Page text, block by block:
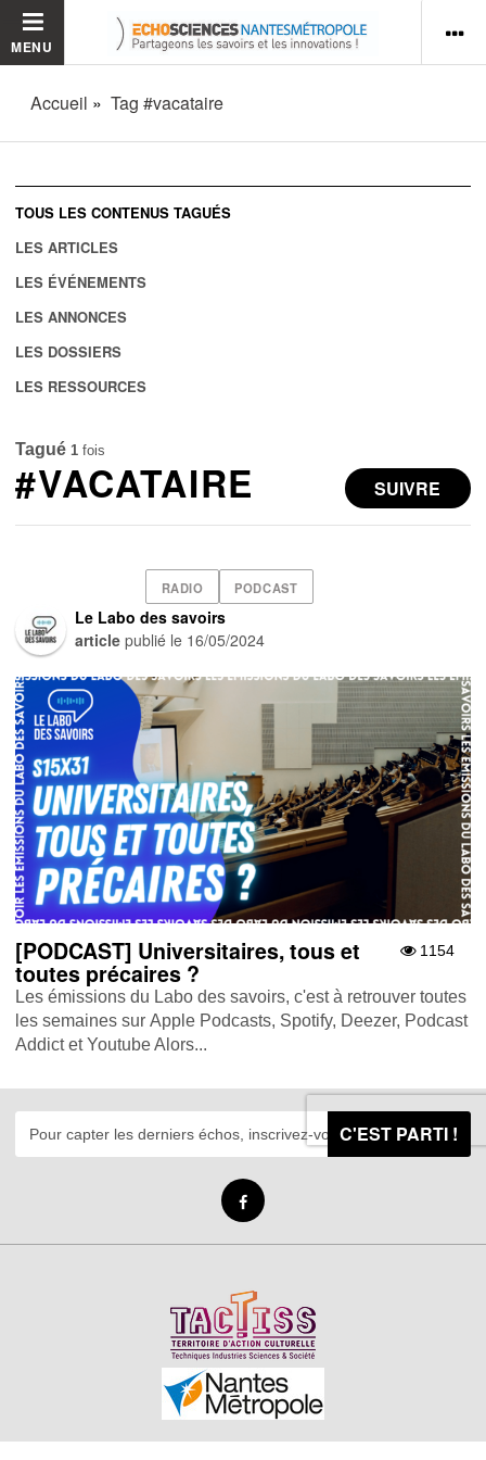
MENU
Accueil Tag #vacataire
TOUS LES CONTENUS TAGUÉS
LES ARTICLES
LES ÉVÉNEMENTS
LES ANNONCES
LES DOSSIERS
LES RESSOURCES
Tagué 1 fois
SUIVRE
#VACATAIRE
RADIO PODCAST
Le Labo des savoirs
article publié le 16/05/2024
1154
[PODCAST] Universitaires, tous et
toutes précaires ?
Les émissions du Labo des savoirs, c'est à retrouver toutes
les semaines sur Apple Podcasts , Spotify , Deezer , Podcast
Addict et Youtube Alors...
C'EST PARTI !